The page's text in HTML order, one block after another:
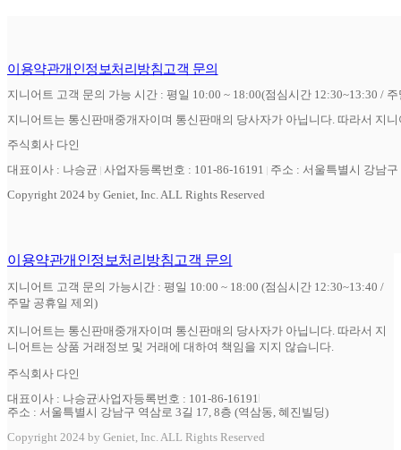
이용약관개인정보처리방침고객 문의
지니어트 고객 문의 가능 시간 : 평일 10:00 ~ 18:00(점심시간 12:30~13:30 /
지니어트는 통신판매중개자이며 통신판매의 당사자가 아닙니다. 따라서 지
주식회사 다인
대표이사 : 나승균 사업자등록번호 : 101-86-16191
주소 : 서울특별시 강남
Copyright 2024 by Geniet, Inc. ALL Rights Reserved
이용약관개인정보처리방침고객 문의
지니어트 고객 문의 가능시간 : 평일 10:00 ~ 18:00 (점심시간 12:30~13:40 /
주말 공휴일 제외)
지니어트는 통신판매중개자이며 통신판매의 당사자가 아닙니다. 따라서 지
니어트는 상품 거래정보 및 거래에 대하여 책임을 지지 않습니다.
주식회사 다인
대표이사 : 나승균사업자등록번호 : 101-86-16191
주소 : 서울특별시 강남구 역삼로 3길 17, 8층 (역삼동, 혜진빌딩)
Copyright 2024 by Geniet, Inc. ALL Rights Reserved